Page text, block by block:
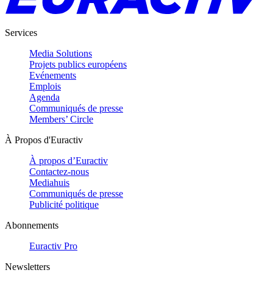
Services
Media Solutions
Projets publics européens
Evénements
Emplois
Agenda
Communiqués de presse
Members’ Circle
À Propos d'Euractiv
À propos d’Euractiv
Contactez-nous
Mediahuis
Communiqués de presse
Publicité politique
Abonnements
Euractiv Pro
Newsletters